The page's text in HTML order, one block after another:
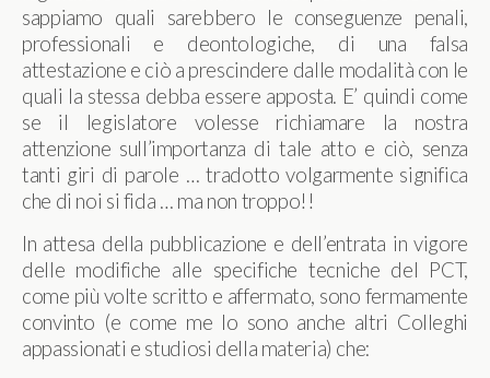
sappiamo quali sarebbero le conseguenze penali,
professionali e deontologiche, di una falsa
attestazione e ciò a prescindere dalle modalità con le
quali la stessa debba essere apposta. E’ quindi come
se il legislatore volesse richiamare la nostra
attenzione sull’importanza di tale atto e ciò, senza
tanti giri di parole … tradotto volgarmente significa
che di noi si fida … ma non troppo!!
In attesa della pubblicazione e dell’entrata in vigore
delle modifiche alle specifiche tecniche del PCT,
come più volte scritto e affermato, sono fermamente
convinto (e come me lo sono anche altri Colleghi
appassionati e studiosi della materia) che: